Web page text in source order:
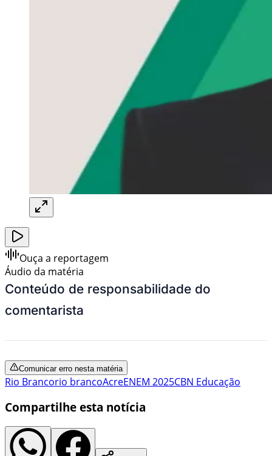
Ouça a reportagem
Áudio da matéria
Conteúdo de responsabilidade do
comentarista
Comunicar erro nesta matéria
Rio Brancorio brancoAcreENEM 2025CBN Educação
Compartilhe esta notícia